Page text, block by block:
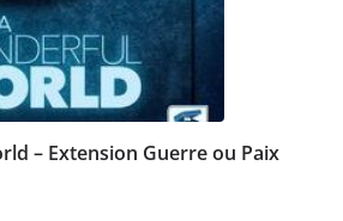
– Extension Guerre ou Paix